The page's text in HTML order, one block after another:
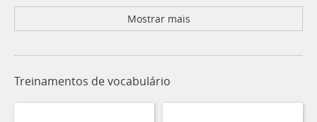
Mostrar mais
Treinamentos de vocabulário